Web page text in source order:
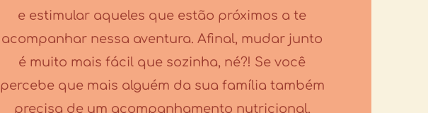
e estimular aqueles que estão próximos a te
acompanhar nessa aventura. Afinal, mudar junto
é muito mais fácil que sozinha, né?! Se você
percebe que mais alguém da sua família também
precisa de um acompanhamento nutricional,